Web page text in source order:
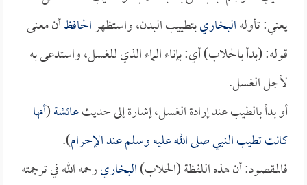
يعني: تأولهالبخاريبتطييب البدن، واستظهرالحافظأن معنى
قوله: (بدأ بالحلاب) أي: بإناء الماء الذي للغسل، واستدعى به
لأجل الغسل.
أو بدأ بالطيب عند إرادة الغسل، إشارة إلى حديثعائشة(أنها
كانت تطيب النبي صلى الله عليه وسلم عند الإحرام).
فالمقصود: أن هذه اللفظة (الحلاب)البخاريرحمه الله في ترجمته